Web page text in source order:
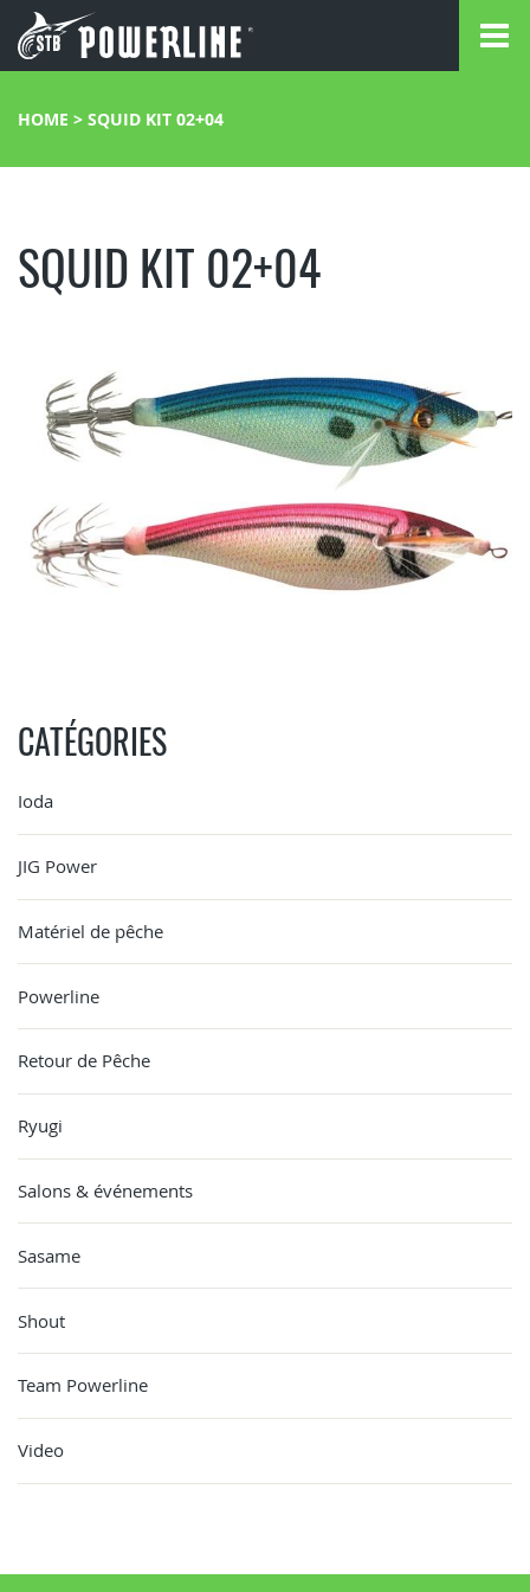
HOME > SQUID KIT 02+04
SQUID KIT 02+04
CATÉGORIES
Ioda
JIG Power
Matériel de pêche
Powerline
Retour de Pêche
Ryugi
Salons & événements
Sasame
Shout
Team Powerline
Video